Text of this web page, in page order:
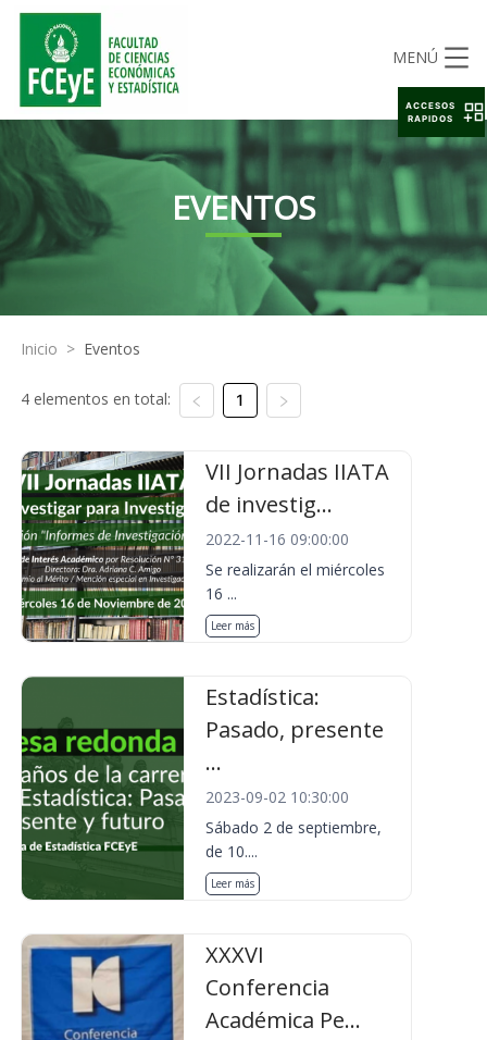
MENÚ
EVENTOS
Inicio > Eventos
4 elementos en total: 1
VII Jornadas IIATA
de investig...
2022-11-16 09:00:00
Se realizarán el miércoles
16 ...
Leer más
Estadística:
Pasado, presente
...
2023-09-02 10:30:00
Sábado 2 de septiembre,
de 10....
Leer más
XXXVI
Conferencia
Académica Pe...
ACCESOS
RAPIDOS